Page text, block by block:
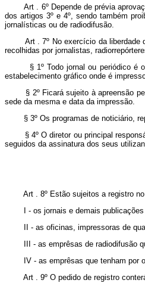
Art . 6º Depende de prévia
dos artigos 3º e 4º, sendo também
jornalísticas ou de radiodifusão.
Art . 7º No exercício da liberdade de
recolhidas por jornalistas,
§ 1º Todo jornal ou periódico é
estabelecimento gráfico onde é
§ 2º Ficará sujeito à apreensão pela
sede da mesma e data da impressão.
§ 3º Os programas de noticiário,
§ 4º O diretor ou principal
seguidos da assinatura dos seus
Art . 8º Estão sujeitos a registro no
I - os jornais e demais publicações
II - as oficinas, impressoras de
III - as emprêsas de radiodifusão
IV - as emprêsas que tenham por
Art . 9º O pedido de registro conterá